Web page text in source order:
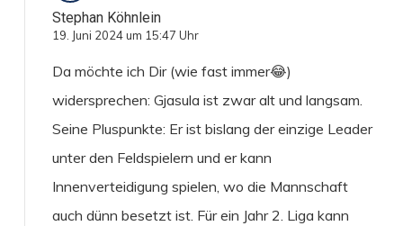
Stephan Köhnlein
19. Juni 2024 um 15:47 Uhr
Da möchte ich Dir (wie fast immer😂)
widersprechen: Gjasula ist zwar alt und langsam.
Seine Pluspunkte: Er ist bislang der einzige Leader
unter den Feldspielern und er kann
Innenverteidigung spielen, wo die Mannschaft
auch dünn besetzt ist. Für ein Jahr 2. Liga kann